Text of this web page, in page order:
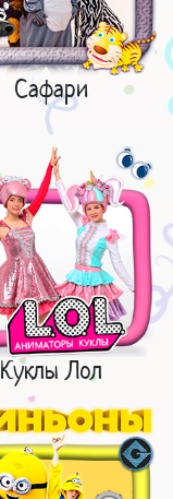
Сафари
Куклы Лол